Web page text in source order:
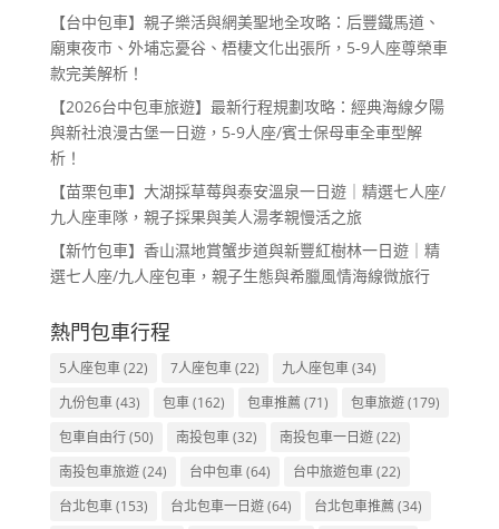
【台中包車】親子樂活與網美聖地全攻略：后豐鐵馬道、
廟東夜市、外埔忘憂谷、梧棲文化出張所，5-9人座尊榮車
款完美解析！
【2026台中包車旅遊】最新行程規劃攻略：經典海線夕陽
與新社浪漫古堡一日遊，5-9人座/賓士保母車全車型解
析！
【苗栗包車】大湖採草莓與泰安溫泉一日遊｜精選七人座/
九人座車隊，親子採果與美人湯孝親慢活之旅
【新竹包車】香山濕地賞蟹步道與新豐紅樹林一日遊｜精
選七人座/九人座包車，親子生態與希臘風情海線微旅行
熱門包車行程
5人座包車(22) 7人座包車(22) 九人座包車(34)
九份包車(43) 包車(162) 包車推薦(71) 包車旅遊(179)
包車自由行(50) 南投包車(32) 南投包車一日遊(22)
南投包車旅遊(24) 台中包車(64) 台中旅遊包車(22)
台北包車(153) 台北包車一日遊(64) 台北包車推薦(34)